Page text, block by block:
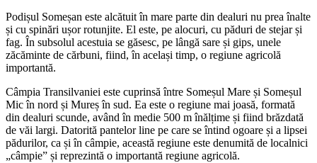
Podișul Someșan este alcătuit în mare parte din dealuri nu prea înalte
și cu spinări ușor rotunjite. El este, pe alocuri, cu păduri de stejar și
fag. În subsolul acestuia se găsesc, pe lângă sare și gips, unele
zăcăminte de cărbuni, fiind, în același timp, o regiune agricolă
importantă.
Câmpia Transilvaniei este cuprinsă între Someșul Mare și Someșul
Mic în nord și Mureș în sud. Ea este o regiune mai joasă, formată
din dealuri scunde, având în medie 500 m înălțime și fiind brăzdată
de văi largi. Datorită pantelor line pe care se întind ogoare și a lipsei
pădurilor, ca și în câmpie, această regiune este denumită de localnici
„câmpie” și reprezintă o importantă regiune agricolă.